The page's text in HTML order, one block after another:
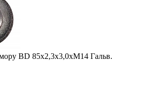
BD 85х2,3х3,0хМ14 Гальв.